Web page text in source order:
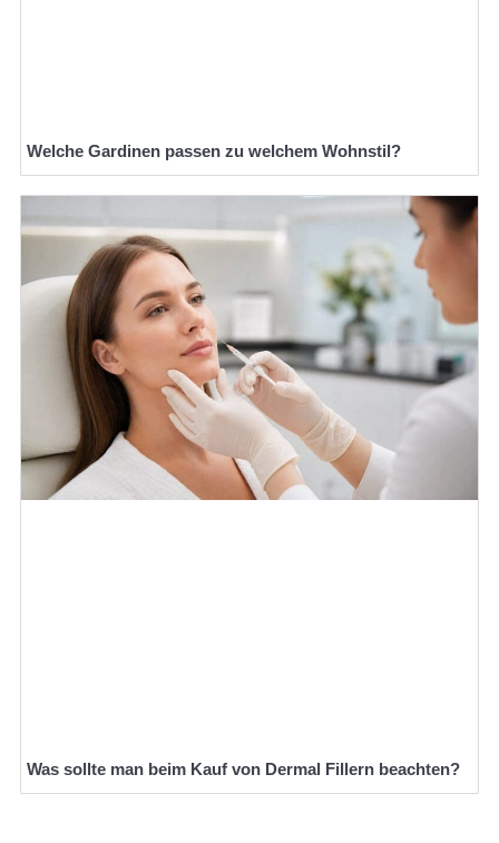
Welche Gardinen passen zu welchem Wohnstil?
Was sollte man beim Kauf von Dermal Fillern beachten?